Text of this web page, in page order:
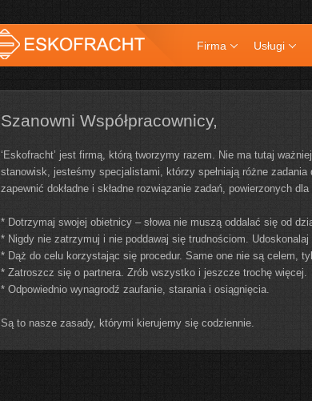
Firma Usługi
Szanowni Współpracownicy,
‘Eskofracht’ jest firmą, którą tworzymy razem. Nie ma tutaj
stanowisk, jesteśmy specjalistami, którzy spełniają różne zadania
zapewnić dokładne i składne rozwiązanie zadań, powierzonych
* Dotrzymaj swojej obietnicy – słowa nie muszą oddalać się od
* Nigdy nie zatrzymuj i nie poddawaj się trudnościom.
* Dąż do celu korzystając się procedur. Same one nie są celem,
* Zatroszcz się o partnera. Zrób wszystko i jeszcze trochę więcej.
* Odpowiednio wynagrodź zaufanie, starania i osiągnięcia.
Są to nasze zasady, którymi kierujemy się codziennie.